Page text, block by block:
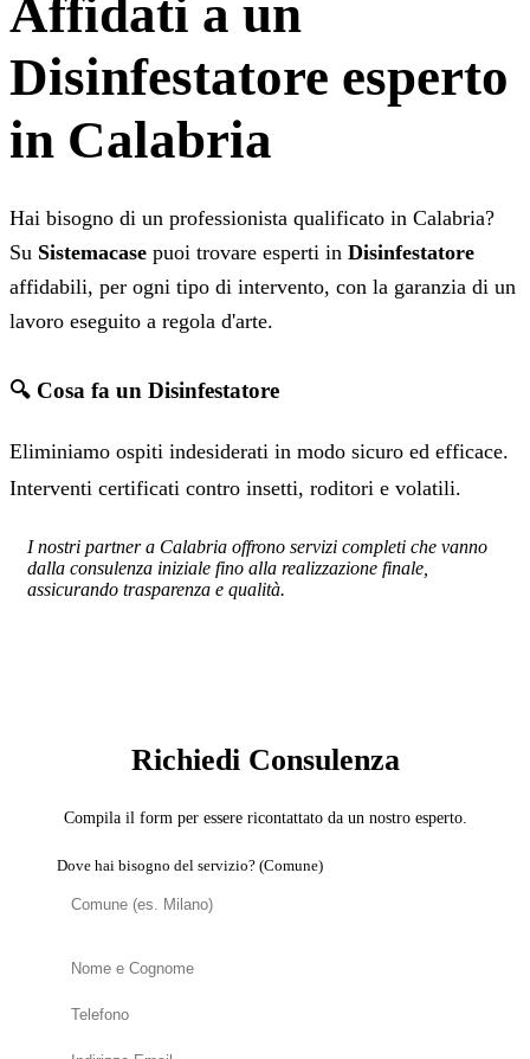
Affidati a un
Disinfestatore esperto
in Calabria
Hai bisogno di un professionista qualificato in Calabria?
Su Sistemacase puoi trovare esperti in Disinfestatore
affidabili, per ogni tipo di intervento, con la garanzia di un
lavoro eseguito a regola d'arte.
🔍 Cosa fa un Disinfestatore
Eliminiamo ospiti indesiderati in modo sicuro ed efficace.
Interventi certificati contro insetti, roditori e volatili.
I nostri partner a Calabria offrono servizi completi che vanno
dalla consulenza iniziale fino alla realizzazione finale,
assicurando trasparenza e qualità.
Richiedi Consulenza
Compila il form per essere ricontattato da un nostro esperto.
Dove hai bisogno del servizio? (Comune)